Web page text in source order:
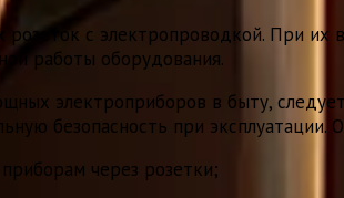
розеток с электропроводкой. При
работы оборудования.
электроприборов в быту,
безопасность при
через розетки;